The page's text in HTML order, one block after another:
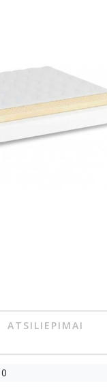
ATSILIEPIMAI